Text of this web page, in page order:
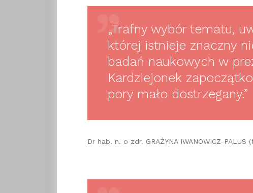
„Trafny wybór tematu,
której istnieje znaczny
badań naukowych w
Kardziejonek
pory mało dostrzegany.”
Dr hab. n. o zdr. GRAŻYNA IWANOWICZ-